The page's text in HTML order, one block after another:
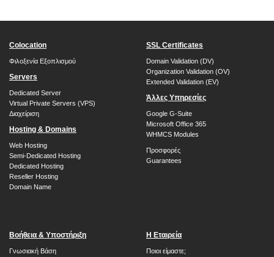
Colocation
Φιλοξενία Εξοπλισμού
Servers
Dedicated Server
Virtual Private Servers (VPS)
Διαχείριση
Hosting & Domains
Web Hosting
Semi-Dedicated Hosting
Dedicated Hosting
Reseller Hosting
Domain Name
SSL Certificates
Domain Validation (DV)
Organization Validation (OV)
Extended Validation (EV)
Άλλες Υπηρεσίες
Google G-Suite
Microsoft Office 365
WHMCS Modules
Προσφορές
Guarantees
Βοήθεια & Υποστήριξη
Γνωσιακή Βάση
H Εταιρεία
Ποιοι είμαστε;